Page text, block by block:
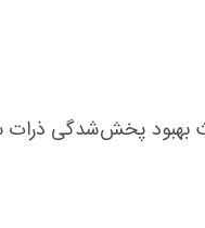
بهبود پخش‌شدگی